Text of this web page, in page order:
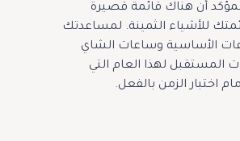
أن هناك قائمة قصيرة
للأشياء الثمينة. لمساعدتك
الأساسية وساعات الشاي
لهذا العام التي
اختبار الزمن بالفعل.